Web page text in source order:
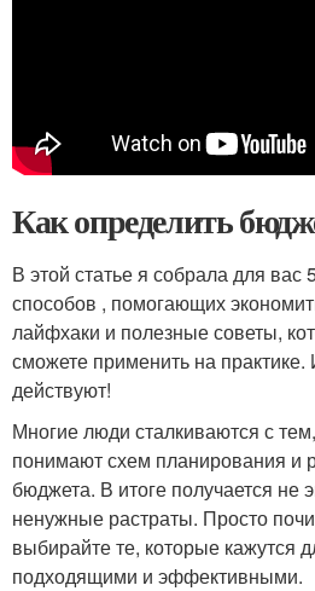
Как определить
В этой статье я собрала для
способов , помогающих
лайфхаки и полезные советы,
сможете применить на
действуют!
Многие люди сталкиваются с
понимают схем планирования и
бюджета. В итоге получается не
ненужные растраты. Просто
выбирайте те, которые кажутся
подходящими и эффективными.